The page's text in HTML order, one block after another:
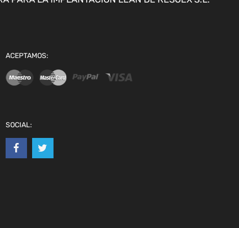
ACEPTAMOS:
SOCIAL: